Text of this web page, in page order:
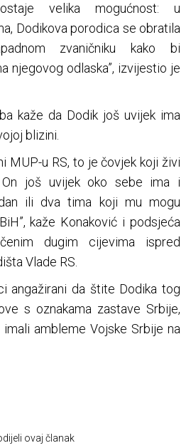
velika mogućnost: u
Dodikova porodica se obratila
zvaničniku kako bi
njegovog odlaska”, izvijestio je
kaže da Dodik još uvijek ima
blizini.
MUP-u RS, to je čovjek koji živi
još uvijek oko sebe ima i
ili dva tima koji mu mogu
kaže Konaković i podsjeća
dugim cijevima ispred
Vlade RS.
angažirani da štite Dodika tog
s oznakama zastave Srbije,
ambleme Vojske Srbije na
ovaj članak